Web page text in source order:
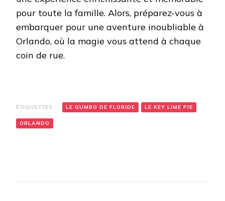
pour toute la famille. Alors, préparez-vous à
embarquer pour une aventure inoubliable à
Orlando, où la magie vous attend à chaque
coin de rue.
ÉTIQUETTES : LE GUMBO DE FLORIDE LE KEY LIME PIE
ORLANDO